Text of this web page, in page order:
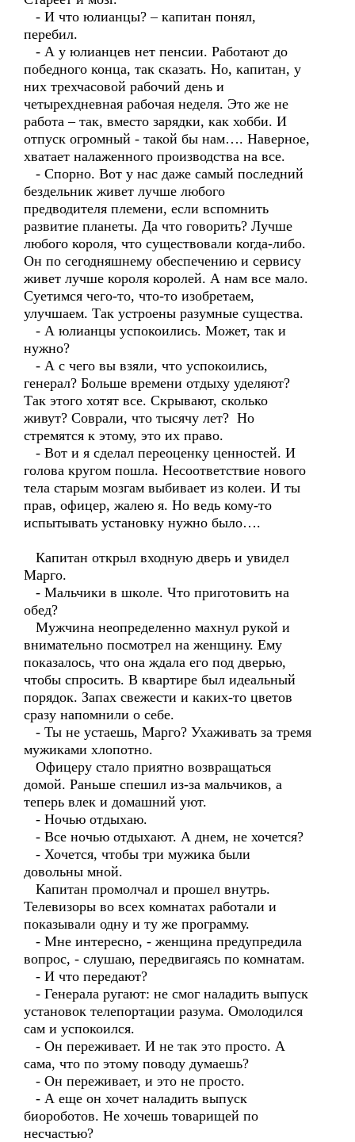
- И что юлианцы? – капитан понял,
перебил.
- А у юлианцев нет пенсии. Работают до
победного конца, так сказать. Но, капитан, у
них трехчасовой рабочий день и
четырехдневная рабочая неделя. Это же не
работа – так, вместо зарядки, как хобби. И
отпуск огромный - такой бы нам…. Наверное,
хватает налаженного производства на все.
- Спорно. Вот у нас даже самый последний
бездельник живет лучше любого
предводителя племени, если вспомнить
развитие планеты. Да что говорить? Лучше
любого короля, что существовали когда-либо.
Он по сегодняшнему обеспечению и сервису
живет лучше короля королей. А нам все мало.
Суетимся чего-то, что-то изобретаем,
улучшаем. Так устроены разумные существа.
- А юлианцы успокоились. Может, так и
нужно?
- А с чего вы взяли, что успокоились,
генерал? Больше времени отдыху уделяют?
Так этого хотят все. Скрывают, сколько
живут? Соврали, что тысячу лет? Но
стремятся к этому, это их право.
- Вот и я сделал переоценку ценностей. И
голова кругом пошла. Несоответствие нового
тела старым мозгам выбивает из колеи. И ты
прав, офицер, жалею я. Но ведь кому-то
испытывать установку нужно было….
Капитан открыл входную дверь и увидел
Марго.
- Мальчики в школе. Что приготовить на
обед?
Мужчина неопределенно махнул рукой и
внимательно посмотрел на женщину. Ему
показалось, что она ждала его под дверью,
чтобы спросить. В квартире был идеальный
порядок. Запах свежести и каких-то цветов
сразу напомнили о себе.
- Ты не устаешь, Марго? Ухаживать за тремя
мужиками хлопотно.
Офицеру стало приятно возвращаться
домой. Раньше спешил из-за мальчиков, а
теперь влек и домашний уют.
- Ночью отдыхаю.
- Все ночью отдыхают. А днем, не хочется?
- Хочется, чтобы три мужика были
довольны мной.
Капитан промолчал и прошел внутрь.
Телевизоры во всех комнатах работали и
показывали одну и ту же программу.
- Мне интересно, - женщина предупредила
вопрос, - слушаю, передвигаясь по комнатам.
- И что передают?
- Генерала ругают: не смог наладить выпуск
установок телепортации разума. Омолодился
сам и успокоился.
- Он переживает. И не так это просто. А
сама, что по этому поводу думаешь?
- Он переживает, и это не просто.
- А еще он хочет наладить выпуск
биороботов. Не хочешь товарищей по
несчастью?